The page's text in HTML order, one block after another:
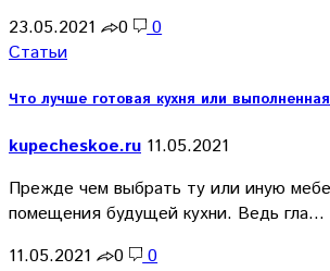
23.05.2021
0
0
Статьи
Что лучше готовая кухня или
kupecheskoe.ru 11.05.2021
Прежде чем выбрать ту или иную
помещения будущей кухни. Ведь гла…
11.05.2021
0 0